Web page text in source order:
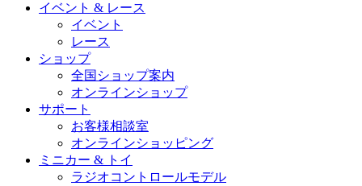
イベント & レース
イベント
レース
ショップ
全国ショップ案内
オンラインショップ
サポート
お客様相談室
オンラインショッピング
ミニカー & トイ
ラジオコントロールモデル